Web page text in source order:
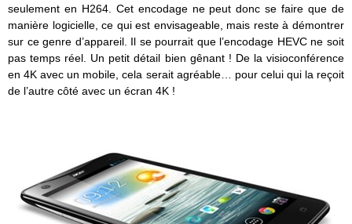
seulement en H264. Cet encodage ne peut donc se faire que de
manière logicielle, ce qui est envisageable, mais reste à démontrer
sur ce genre d’appareil. Il se pourrait que l’encodage HEVC ne soit
pas temps réel. Un petit détail bien gênant ! De la visioconférence
en 4K avec un mobile, cela serait agréable… pour celui qui la reçoit
de l’autre côté avec un écran 4K !